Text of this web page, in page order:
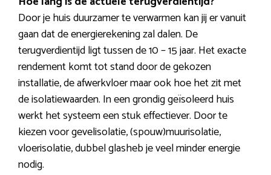
Door je huis duurzamer te verwarmen kan jij er vanuit
gaan dat de energierekening zal dalen. De
terugverdientijd ligt tussen de 10 – 15 jaar. Het exacte
rendement komt tot stand door de gekozen
installatie, de afwerkvloer maar ook hoe het zit met
de isolatiewaarden. In een grondig geïsoleerd huis
werkt het systeem een stuk effectiever. Door te
kiezen voor gevelisolatie, (spouw)muurisolatie,
vloerisolatie, dubbel glasheb je veel minder energie
nodig.